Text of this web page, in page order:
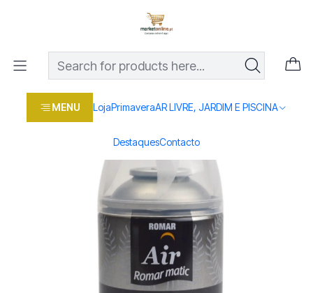
MENU LojaPrimaveraAR LIVRE, JARDIM E PISCINA
DestaquesContacto
Os melhores preços em produtos para casa, jardim e bricolage
Loja Casa e conforto DROGARIA E LIMPEZA
QUIMICOS
AMBIENTADOR REC. INVENCIBLE 335CC